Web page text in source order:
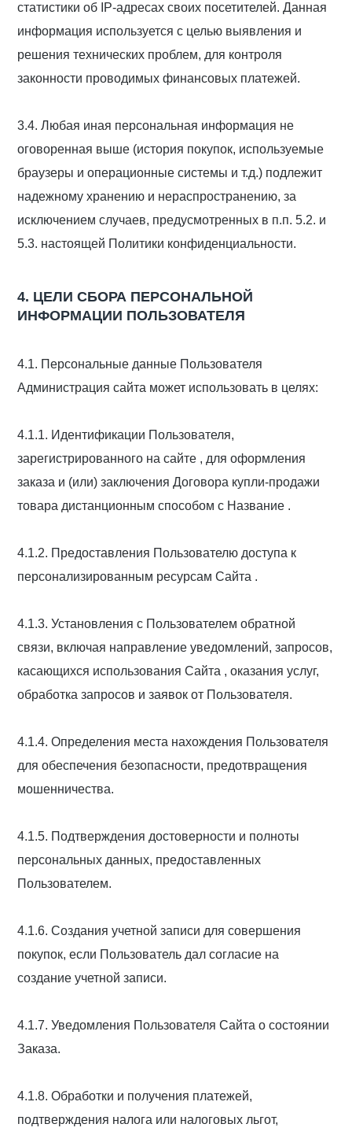
статистики об IP-адресах своих посетителей. Данная
информация используется с целью выявления и
решения технических проблем, для контроля
законности проводимых финансовых платежей.
3.4. Любая иная персональная информация не
оговоренная выше (история покупок, используемые
браузеры и операционные системы и т.д.) подлежит
надежному хранению и нераспространению, за
исключением случаев, предусмотренных в п.п. 5.2. и
5.3. настоящей Политики конфиденциальности.
4. ЦЕЛИ СБОРА ПЕРСОНАЛЬНОЙ
ИНФОРМАЦИИ ПОЛЬЗОВАТЕЛЯ
4.1. Персональные данные Пользователя
Администрация сайта может использовать в целях:
4.1.1. Идентификации Пользователя,
зарегистрированного на сайте , для оформления
заказа и (или) заключения Договора купли-продажи
товара дистанционным способом с Название .
4.1.2. Предоставления Пользователю доступа к
персонализированным ресурсам Сайта .
4.1.3. Установления с Пользователем обратной
связи, включая направление уведомлений, запросов,
касающихся использования Сайта , оказания услуг,
обработка запросов и заявок от Пользователя.
4.1.4. Определения места нахождения Пользователя
для обеспечения безопасности, предотвращения
мошенничества.
4.1.5. Подтверждения достоверности и полноты
персональных данных, предоставленных
Пользователем.
4.1.6. Создания учетной записи для совершения
покупок, если Пользователь дал согласие на
создание учетной записи.
4.1.7. Уведомления Пользователя Сайта о состоянии
Заказа.
4.1.8. Обработки и получения платежей,
подтверждения налога или налоговых льгот,